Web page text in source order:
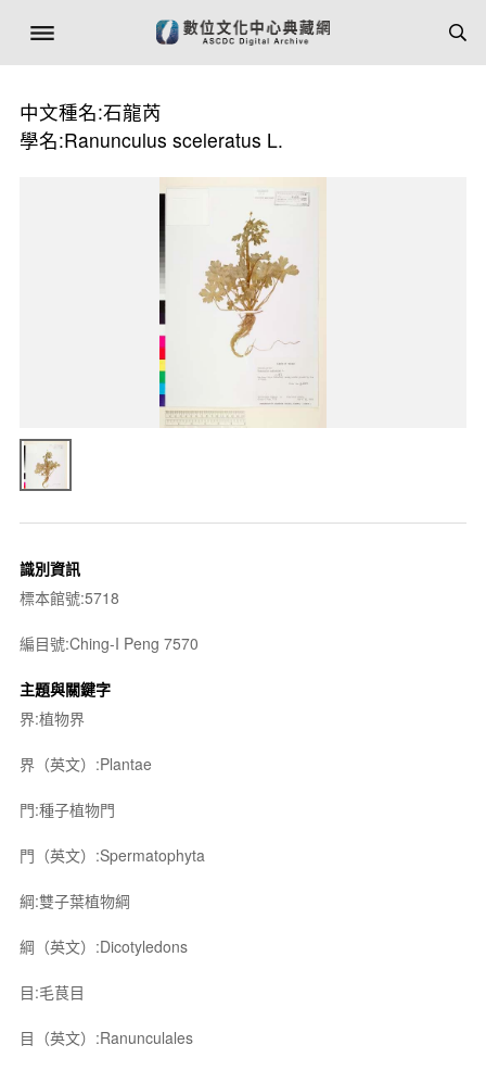
中文種名:石龍芮
學名:Ranunculus sceleratus L.
識別資訊
標本館號:5718
編目號:Ching-I Peng 7570
主題與關鍵字
界:植物界
界（英文）:Plantae
門:種子植物門
門（英文）:Spermatophyta
綱:雙子葉植物綱
綱（英文）:Dicotyledons
目:毛茛目
目（英文）:Ranunculales